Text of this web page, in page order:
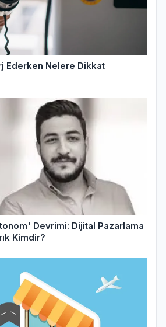
Ederken Nelere Dikkat
Devrimi: Dijital Pazarlama
Kimdir?